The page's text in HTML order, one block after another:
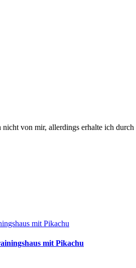
von mir, allerdings erhalte ich
mit Pikachu